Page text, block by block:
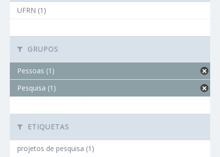
UFRN (1)
GRUPOS
Pessoas (1)
Pesquisa (1)
ETIQUETAS
projetos de pesquisa (1)